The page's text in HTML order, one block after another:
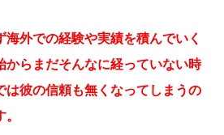
外での経験や実績を積んでいく
からまだそんなに経っていない時
は彼の信頼も無くなってしまうの